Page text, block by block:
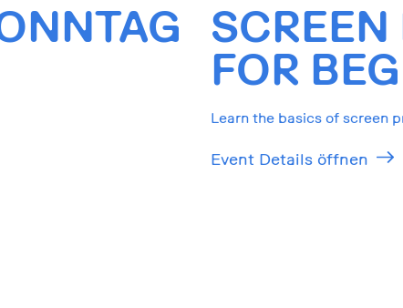
FOR
Learn the basics of screen
Event Details öffnen